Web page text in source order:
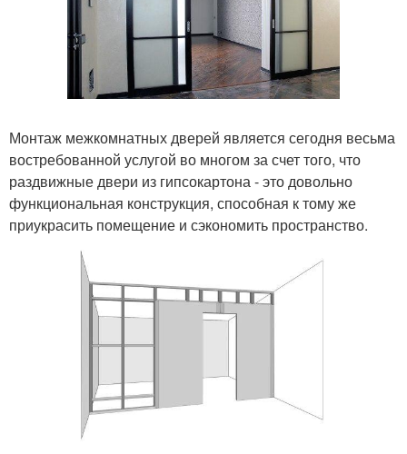
Монтаж межкомнатных дверей является сегодня весьма
востребованной услугой во многом за счет того, что
раздвижные двери из гипсокартона - это довольно
функциональная конструкция, способная к тому же
приукрасить помещение и сэкономить пространство.